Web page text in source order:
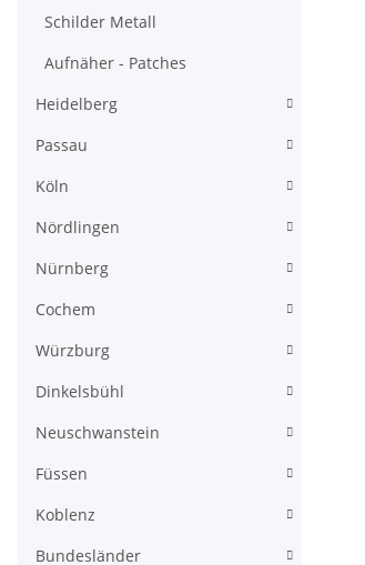
Schilder Metall
Aufnäher - Patches
Heidelberg
Passau
Köln
Nördlingen
Nürnberg
Cochem
Würzburg
Dinkelsbühl
Neuschwanstein
Füssen
Koblenz
Bundesländer